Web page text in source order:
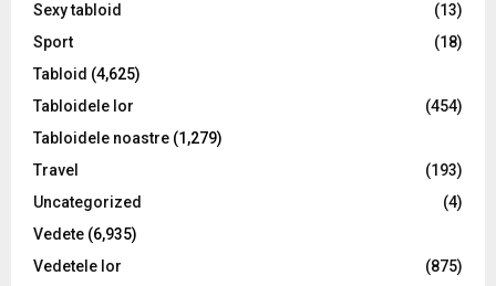
Sexy tabloid
(13)
Sport
(18)
Tabloid (4,625)
Tabloidele lor
(454)
Tabloidele noastre (1,279)
Travel
(193)
Uncategorized
(4)
Vedete (6,935)
Vedetele lor
(875)